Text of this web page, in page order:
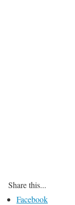
Share this...
Facebook